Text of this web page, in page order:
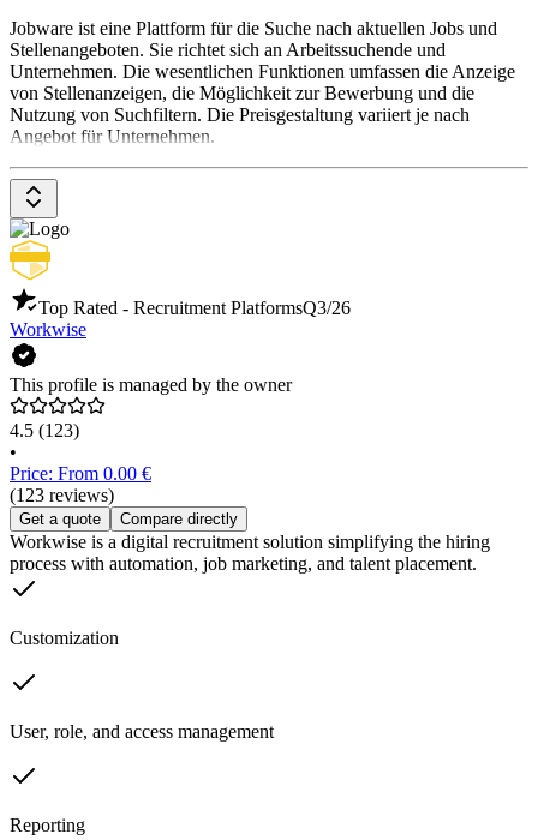
Jobware ist eine Plattform für die Suche nach aktuellen Jobs und
Stellenangeboten. Sie richtet sich an Arbeitssuchende und
Unternehmen. Die wesentlichen Funktionen umfassen die Anzeige
von Stellenanzeigen, die Möglichkeit zur Bewerbung und die
Nutzung von Suchfiltern. Die Preisgestaltung variiert je nach
Angebot für Unternehmen.
Top Rated - Recruitment PlatformsQ3/26
Workwise
This profile is managed by the owner
4.5 (123)
•
Price: From 0.00 €
(123 reviews)
Get a quote Compare directly
Workwise is a digital recruitment solution simplifying the hiring
process with automation, job marketing, and talent placement.
Customization
User, role, and access management
Reporting